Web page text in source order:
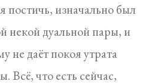
постичь, изначально был
некой дуальной пары, и
не даёт покоя утрата
Всё, что есть сейчас,